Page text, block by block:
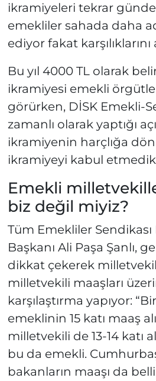
ikramiyeleri tekrar
emekliler sahada daha
ediyor fakat karşılıklarını
Bu yıl 4000 TL olarak
ikramiyesi emekli
görürken, DİSK Emekli-
zamanlı olarak yaptığı
ikramiyenin harçlığa
ikramiyeyi kabul
Emekli
biz değil miyiz?
Tüm Emekliler
Başkanı Ali Paşa Şanlı,
dikkat çekerek
milletvekili maaşları
karşılaştırma yapıyor:
emeklinin 15 katı maaş
milletvekili de 13-14 katı
bu da emekli.
bakanların maaşı da